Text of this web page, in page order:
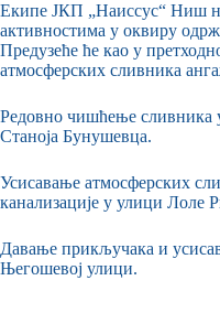
Екипе ЈКП „Наиссус“ Ниш
активностима у оквиру
Предузеће ће као у
атмосферских сливника
Редовно чишћење сливника
Станоја Бунушевца.
Усисавање атмосферских
канализације у улици Лоле
Давање прикључака и
Његошевој улици.